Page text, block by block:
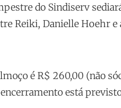
do Sindiserv
Reiki, Danielle Hoehr
é R$ 260,00 (não
está